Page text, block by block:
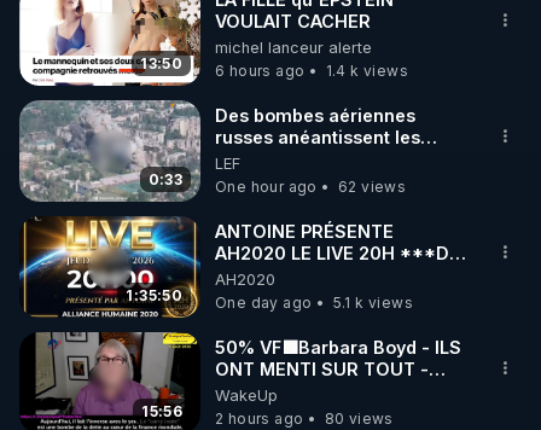
🌱 LA NEWSLETTER
Pour ne pas rater l’actualité RGNR (stages,
http://rgnr.li/news
🌱 VIDÉOS NON CENSURÉES SUR ODYSEE
Toutes les vidéos Youtube sont aussi sur la
http://rgnr.li/odysee
🌱 LES STAGES EN PRÉSENTIEL
http://rgnr.li/stages
13:50
VOULAIT CACHER
michel lanceur alerte
6 hours ago
1.4 k views
0:33
Des bombes aériennes
russes anéantissent les
centres de contrôle de
drones de 3 brigades
ukrainienne
LEF
One hour ago
62 views
1:35:50
ANTOINE PRÉSENTE
AH2020 LE LIVE 20H ***DU
06/08/2026***
AH2020
One day ago
5.1 k views
15:56
50% VF🟩Barbara Boyd - ILS
ONT MENTI SUR TOUT -
Jocelyne Traduction
WakeUp
2 hours ago
80 views